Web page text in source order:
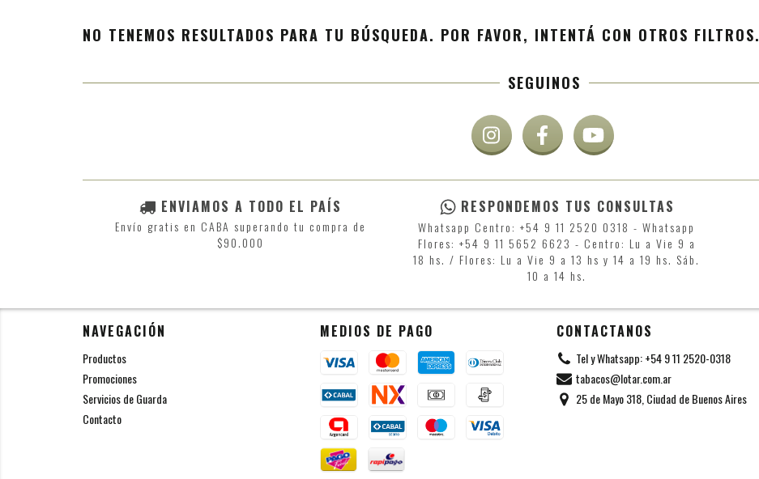
NO TENEMOS RESULTADOS PARA TU BÚSQUEDA. POR FAVOR, INTENTÁ CON OTROS FILTROS.
SEGUINOS
ENVIAMOS A TODO EL PAÍS
Envío gratis en CABA superando tu compra de
$90.000
RESPONDEMOS TUS CONSULTAS
Whatsapp Centro: +54 9 11 2520 0318 - Whatsapp
Flores: +54 9 11 5652 6623 - Centro: Lu a Vie 9 a
18 hs. / Flores: Lu a Vie 9 a 13 hs y 14 a 19 hs. Sáb.
10 a 14 hs.
NAVEGACIÓN
Productos
Promociones
Servicios de Guarda
Contacto
MEDIOS DE PAGO CONTACTANOS
Tel y Whatsapp: +54 9 11 2520-0318
tabacos@lotar.com.ar
25 de Mayo 318, Ciudad de Buenos Aires